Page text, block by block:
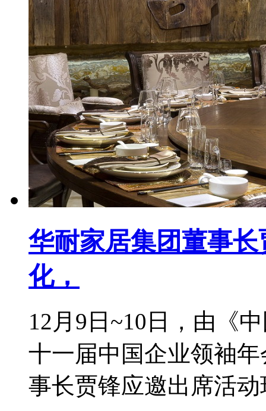
华耐家居集团董事
化，
12月9日~10日，由《
十一届中国企业领袖
事长贾锋应邀出席活动